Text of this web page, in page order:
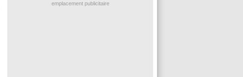
: Akliouche a signé (officiel)
emplacement publicitaire